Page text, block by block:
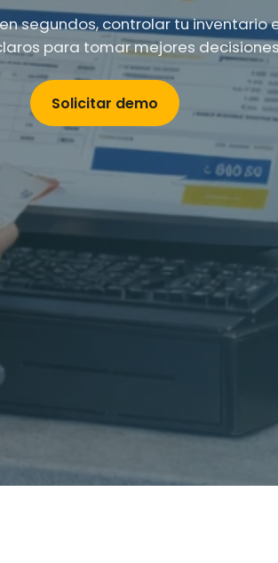
segundos, controlar tu inventario
para tomar mejores
Solicitar demo